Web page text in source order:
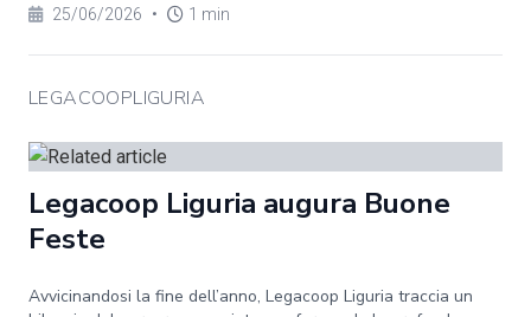
25/06/2026 • 1 min
LEGACOOPLIGURIA
Legacoop Liguria augura Buone
Feste
Avvicinandosi la fine dell’anno, Legacoop Liguria traccia un